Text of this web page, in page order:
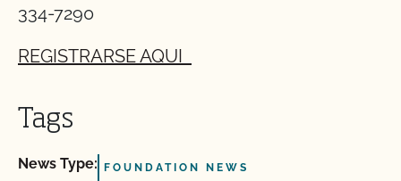
334-7290
REGISTRARSE AQUI
Tags
News Type: FOUNDATION NEWS